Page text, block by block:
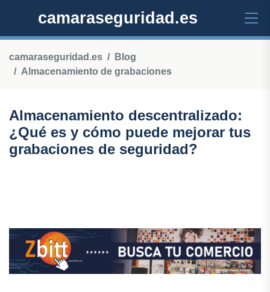
camaraseguridad.es
camaraseguridad.es
Blog
Almacenamiento de grabaciones
Almacenamiento descentralizado:
¿Qué es y cómo puede mejorar tus
grabaciones de seguridad?